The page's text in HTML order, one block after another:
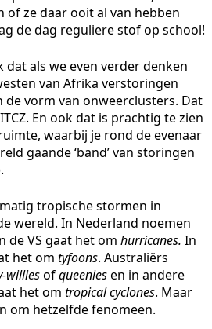
of ze daar ooit al van hebben
de dag reguliere stof op school!
als we even verder denken
van Afrika verstoringen
de vorm van onweerclusters. Dat
En ook dat is prachtig te zien
waarbij je rond de evenaar
gaande ‘band’ van storingen
tropische stormen in
wereld. In Nederland noemen
de VS gaat het om hurricanes. In
het om tyfoons. Australiërs
williesofqueeniesen in andere
het om tropical cyclones. Maar
om hetzelfde fenomeen.